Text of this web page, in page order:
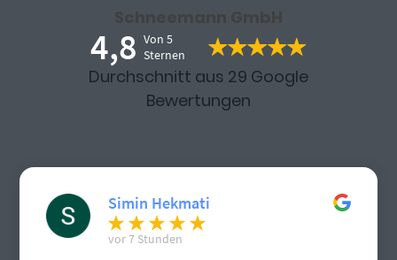
Schneemann GmbH
4,8 Von 5
Sternen
Durchschnitt aus 29 Google
Bewertungen
Simin Hekmati
vor 7 Stunden